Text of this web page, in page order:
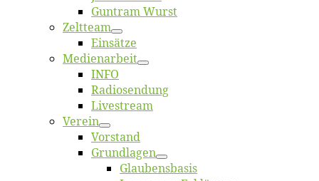
Gun­tram Wurst
Zelt­team
Ein­sät­ze
Me­di­en­ar­beit
INFO
Ra­dio­sen­dung
Live­stream
Ver­ein
Vor­stand
Grund­la­gen
Glaubens­ba­sis